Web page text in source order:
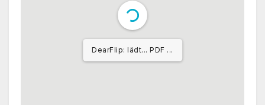
DearFlip: lädt... PDF ...